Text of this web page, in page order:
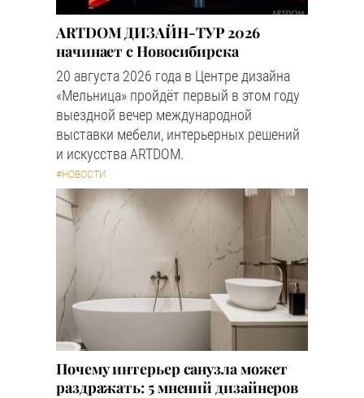
ARTDOM ДИЗАЙН-ТУР 2026
начинает с Новосибирска
20 августа 2026 года в Центре дизайна
«Мельница» пройдёт первый в этом году
выездной вечер международной
выставки мебели, интерьерных решений
и искусства ARTDOM.
#НОВОСТИ
Почему интерьер санузла может
раздражать: 5 мнений дизайнеров